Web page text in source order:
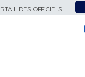
DES OFFICIELS